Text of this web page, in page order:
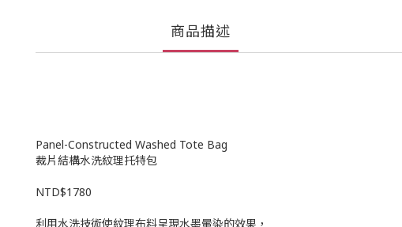
商品描述
Panel-Constructed Washed Tote Bag
裁片結構水洗紋理托特包
NTD$1780
利用水洗技術使紋理布料呈現水墨暈染的效果，